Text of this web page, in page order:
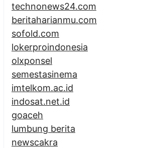
technonews24.com
beritaharianmu.com
sofold.com
lokerproindonesia
olxponsel
semestasinema
imtelkom.ac.id
indosat.net.id
goaceh
lumbung berita
newscakra